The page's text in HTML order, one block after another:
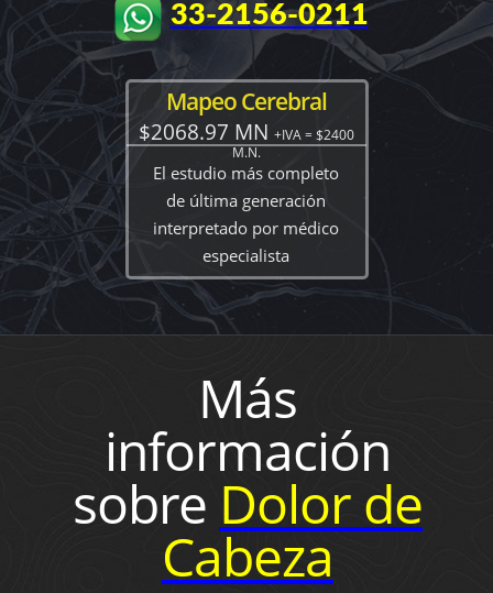
Más
información
sobre Dolor de
Cabeza
33-2156-0211
Mapeo Cerebral
$2068.97 MN +IVA = $2400
M.N.
El estudio más completo
de última generación
interpretado por médico
especialista